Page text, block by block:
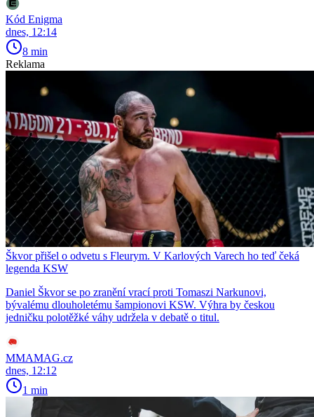
Kód Enigma
dnes, 12:14
8 min
Reklama
Škvor přišel o odvetu s Fleurym. V Karlových Varech ho teď čeká
legenda KSW
Daniel Škvor se po zranění vrací proti Tomaszi Narkunovi,
bývalému dlouholetému šampionovi KSW. Výhra by českou
jedničku polotěžké váhy udržela v debatě o titul.
MMAMAG.cz
dnes, 12:12
1 min